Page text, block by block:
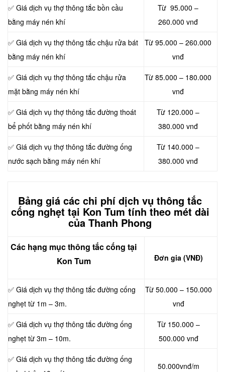
✅ Giá dịch vụ thợ thông tắc bồn cầu
bằng máy nén khí
Từ 95.000 –
260.000 vnđ
✅ Giá dịch vụ thợ thông tắc chậu rửa bát
bằng máy nén khí
Từ 95.000 – 260.000
vnđ
✅ Giá dịch vụ thợ thông tắc chậu rửa
mặt bằng máy nén khí
Từ 85.000 – 180.000
vnđ
✅ Giá dịch vụ thợ thông tắc đường thoát
bể phốt bằng máy nén khí
Từ 120.000 –
380.000 vnđ
✅ Giá dịch vụ thợ thông tắc đường ống
nước sạch bằng máy nén khí
Từ 140.000 –
380.000 vnđ
Bảng giá các chi phí dịch vụ thông tắc
cống nghẹt tại Kon Tum tính theo mét dài
của Thanh Phong
Các hạng mục thông tắc cống tại
Kon Tum
Đơn gia (VNĐ)
✅ Giá dịch vụ thợ thông tắc đường cống
nghẹt từ 1m – 3m.
Từ 50.000 – 150.000
vnđ
✅ Giá dịch vụ thợ thông tắc đường ống
nghẹt từ 3m – 10m.
Từ 150.000 –
500.000 vnđ
✅ Giá dịch vụ thợ thông tắc đường ống
50.000vnđ/m